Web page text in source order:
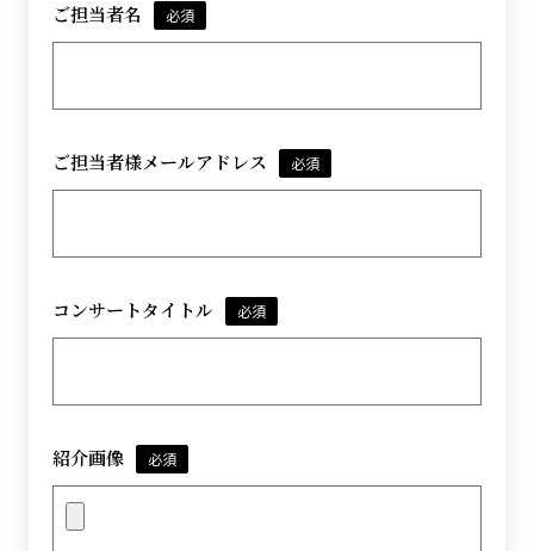
ご担当者名 必須
ご担当者様メールアドレス 必須
コンサートタイトル 必須
紹介画像 必須